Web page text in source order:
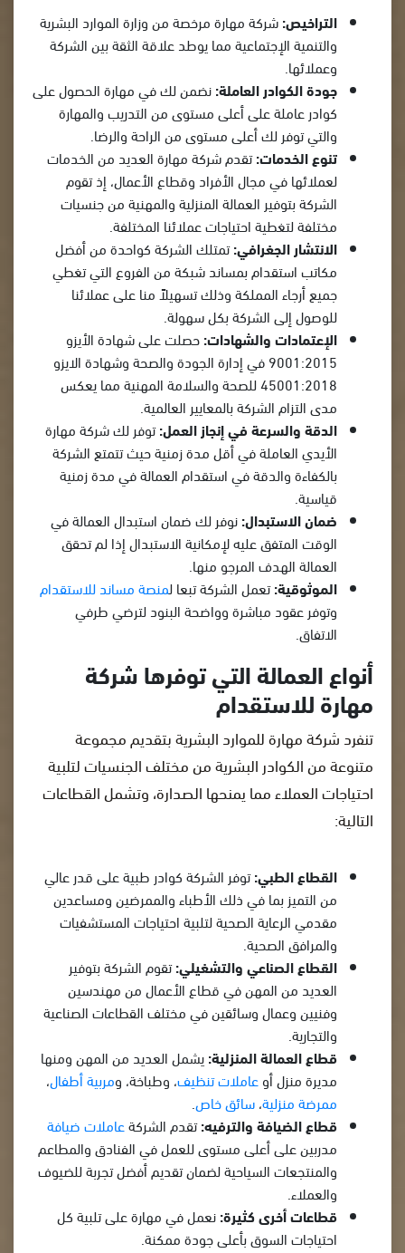
التراخيص:شركة مهارة مرخصة من وزارة الموارد البشرية
والتنمية الإجتماعية مما يوطد علاقة الثقة بين الشركة
وعملائها.
جودة الكوادر العاملة:نضمن لك في مهارة الحصول على
كوادر عاملة على أعلى مستوى من التدريب والمهارة
والتي توفر لك أعلى مستوى من الراحة والرضا.
تنوع الخدمات:تقدم شركة مهارة العديد من الخدمات
لعملائها في مجال الأفراد وقطاع الأعمال، إذ تقوم
الشركة بتوفير العمالة المنزلية والمهنية من جنسيات
مختلفة لتغطية احتياجات عملائنا المختلفة.
الانتشار الجغرافي:تمتلك الشركة كواحدة من أفضل
مكاتب استقدام بمساند شبكة من الفروع التي تغطي
جميع أرجاء المملكة وذلك تسهيلاً منا على عملائنا
للوصول إلى الشركة بكل سهولة.
الإعتمادات والشهادات:حصلت على شهادة الأيزو
9001:2015 في إدارة الجودة والصحة وشهادة الايزو
45001:2018 للصحة والسلامة المهنية مما يعكس
مدى التزام الشركة بالمعايير العالمية.
الدقة والسرعة في إنجاز العمل:توفر لك شركة مهارة
الأيدي العاملة في أقل مدة زمنية حيث تتمتع الشركة
بالكفاءة والدقة في استقدام العمالة في مدة زمنية
قياسية.
ضمان الاستبدال:نوفر لك ضمان استبدال العمالة في
الوقت المتفق عليه لإمكانية الاستبدال إذا لم تحقق
العمالة الهدف المرجو منها.
الموثوقية:تعمل الشركة تبعا لمنصة مساند للاستقدام
وتوفر عقود مباشرة وواضحة البنود لترضي طرفي
الاتفاق.
أنواع العمالة التي توفرها شركة
مهارة للاستقدام
تنفرد شركة مهارة للموارد البشرية بتقديم مجموعة
متنوعة من الكوادر البشرية من مختلف الجنسيات لتلبية
احتياجات العملاء مما يمنحها الصدارة، وتشمل القطاعات
التالية:
القطاع الطبي:توفر الشركة كوادر طبية على قدر عالي
من التميز بما في ذلك الأطباء والممرضين ومساعدين
مقدمي الرعاية الصحية لتلبية احتياجات المستشفيات
والمرافق الصحية.
القطاع الصناعي والتشغيلي:تقوم الشركة بتوفير
العديد من المهن في قطاع الأعمال من مهندسين
وفنيين وعمال وسائقين في مختلف القطاعات الصناعية
والتجارية.
قطاع العمالة المنزلية:يشمل العديد من المهن ومنها
مديرة منزل أوعاملات تنظيف، وطباخة، ومربية أطفال،
ممرضة منزلية،سائق خاص.
قطاع الضيافة والترفيه:تقدم الشركةعاملات ضيافة
مدربين على أعلى مستوى للعمل في الفنادق والمطاعم
والمنتجعات السياحية لضمان تقديم أفضل تجربة للضيوف
والعملاء.
قطاعات أخرى كثيرة:نعمل في مهارة على تلبية كل
احتياجات السوق بأعلى جودة ممكنة.